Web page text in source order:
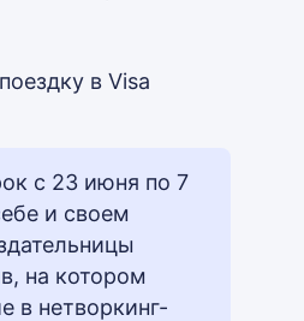
в Visa
с 23 июня по 7
и своем
на котором
в нетворкинг-